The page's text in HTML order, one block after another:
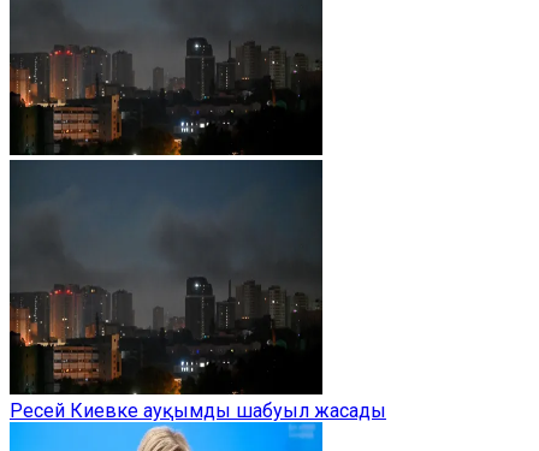
Ресей Киевке ауқымды шабуыл жасады